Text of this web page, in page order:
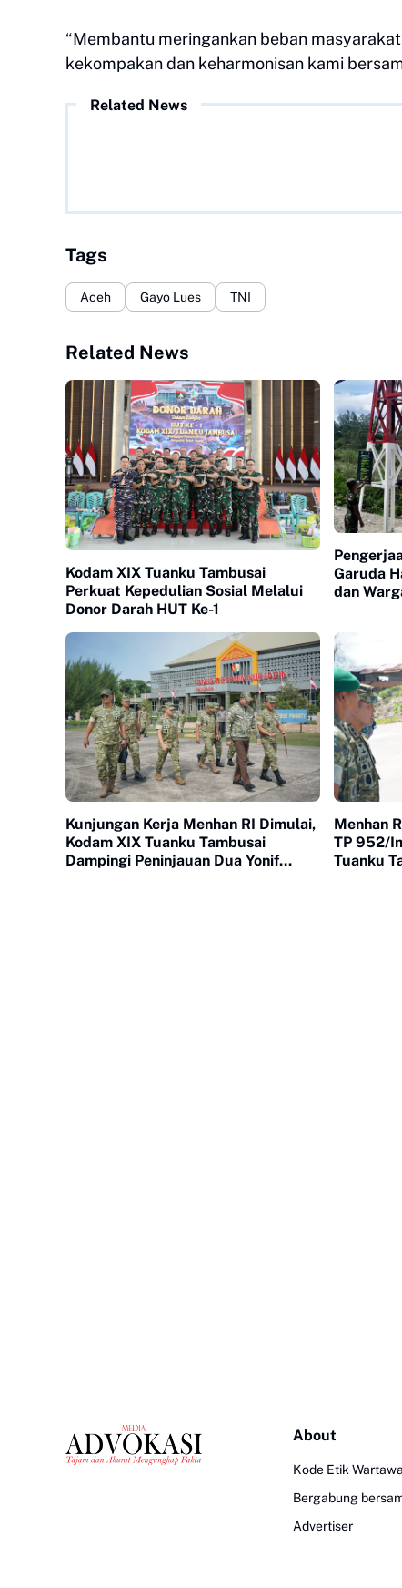
‎“Membantu meringankan beban
kekompakan dan keharmonisan kami
Related News
Tags
Aceh Gayo Lues TNI
Related News
Kodam XIX Tuanku Tambusai
Perkuat Kepedulian Sosial Melalui
Donor Darah HUT Ke-1
Garuda
dan
Kunjungan Kerja Menhan RI Dimulai,
Kodam XIX Tuanku Tambusai
Dampingi Peninjauan Dua Yonif
Menhan
TP 952/
Tuanku
About
Kode Etik
Bergabung
Advertiser